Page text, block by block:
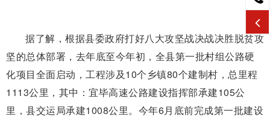
据了解，根据县委政府打好八大攻坚战决战决胜脱贫攻
坚的总体部署，去年底至今年初，全县第一批村组公路硬
化项目全面启动，工程涉及10个乡镇80个建制村，总里程
1113公里，其中：宜毕高速公路建设指挥部承建105公
里，县交运局承建1008公里。今年6月底前完成第一批建设